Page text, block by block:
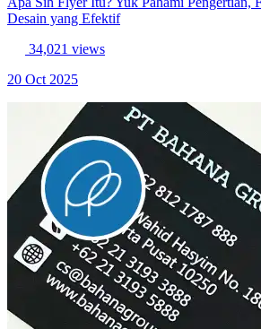
Desain yang Efektif
34,021 views
20 Oct 2025